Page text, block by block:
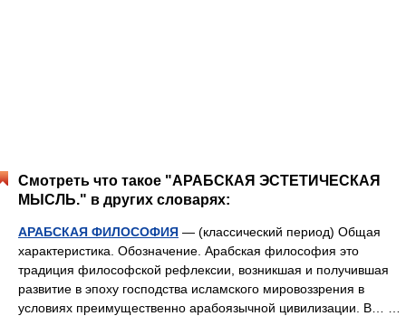
Смотреть что такое "АРАБСКАЯ ЭСТЕТИЧЕСКАЯ
МЫСЛЬ." в других словарях:
АРАБСКАЯ ФИЛОСОФИЯ — (классический период) Общая
характеристика. Обозначение. Арабская философия это
традиция философской рефлексии, возникшая и получившая
развитие в эпоху господства исламского мировоззрения в
условиях преимущественно арабоязычной цивилизации. В… …